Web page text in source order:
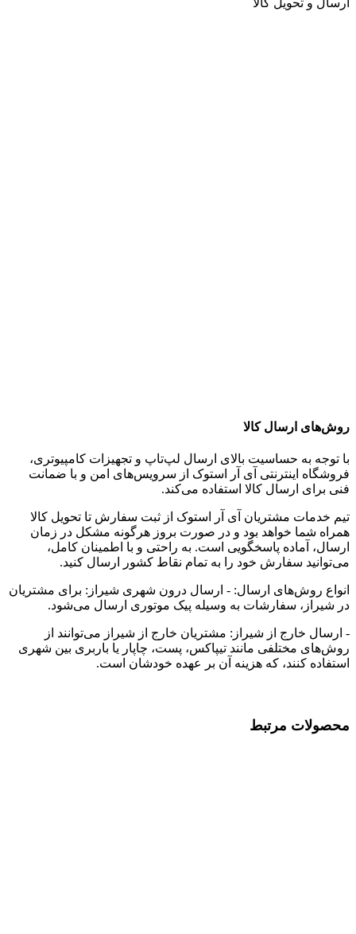
روش‌های ارسال کالا
با توجه به حساسیت بالای ارسال لپ‌تاپ و تجهیزات کامپیوتری،
فروشگاه اینترنتی آی آر استوک از سرویس‌های امن و با ضمانت
فنی برای ارسال کالا استفاده می‌کند.
تیم خدمات مشتریان آی آر استوک از ثبت سفارش تا تحویل کالا
همراه شما خواهد بود و در صورت بروز هرگونه مشکل در زمان
ارسال، آماده پاسخگویی است. به راحتی و با اطمینان کامل،
می‌توانید سفارش خود را به تمام نقاط کشور ارسال کنید.
انواع روش‌های ارسال: - ارسال درون شهری شیراز: برای مشتریان
در شیراز، سفارشات به وسیله پیک موتوری ارسال می‌شود.
- ارسال خارج از شیراز: مشتریان خارج از شیراز می‌توانند از
روش‌های مختلفی مانند تیپاکس، پست، چاپار یا باربری بین شهری
استفاده کنند، که هزینه آن بر عهده خودشان است.
محصولات مرتبط